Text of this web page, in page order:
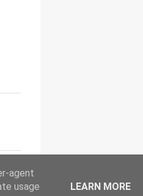
agent
usage
LEARN MORE